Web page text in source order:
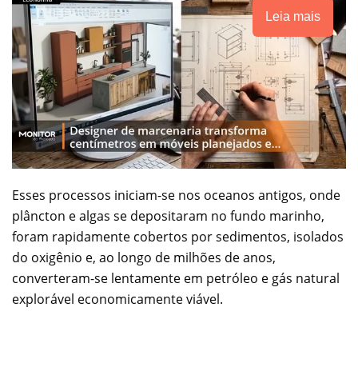
Leia mais
Esses processos iniciam-se nos oceanos antigos, onde
plâncton e algas se depositaram no fundo marinho,
foram rapidamente cobertos por sedimentos, isolados
do oxigênio e, ao longo de milhões de anos,
converteram-se lentamente em petróleo e gás natural
explorável economicamente viável.